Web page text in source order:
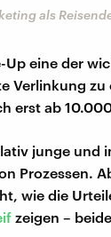
als
Up eine der
Verlinkung
erst ab
junge und
Prozessen.
wie die
zeigen –